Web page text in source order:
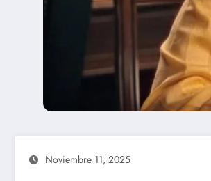
Noviembre 11, 2025